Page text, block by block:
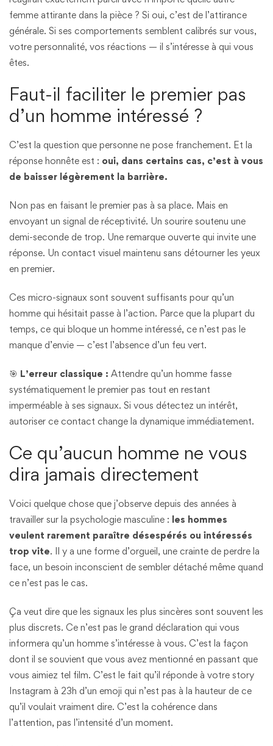
femme attirante dans la pièce ? Si oui, c’est de l’attirance
générale. Si ses comportements semblent calibrés sur vous,
votre personnalité, vos réactions — il s’intéresse à qui vous
êtes.
Faut-il faciliter le premier pas
d’un homme intéressé ?
C’est la question que personne ne pose franchement. Et la
réponse honnête est : oui, dans certains cas, c’est à vous
de baisser légèrement la barrière.
Non pas en faisant le premier pas à sa place. Mais en
envoyant un signal de réceptivité. Un sourire soutenu une
demi-seconde de trop. Une remarque ouverte qui invite une
réponse. Un contact visuel maintenu sans détourner les yeux
en premier.
Ces micro-signaux sont souvent suffisants pour qu’un
homme qui hésitait passe à l’action. Parce que la plupart du
temps, ce qui bloque un homme intéressé, ce n’est pas le
manque d’envie — c’est l’absence d’un feu vert.
🎯 L’erreur classique : Attendre qu’un homme fasse
systématiquement le premier pas tout en restant
imperméable à ses signaux. Si vous détectez un intérêt,
autoriser ce contact change la dynamique immédiatement.
Ce qu’aucun homme ne vous
dira jamais directement
Voici quelque chose que j’observe depuis des années à
travailler sur la psychologie masculine : les hommes
veulent rarement paraître désespérés ou intéressés
trop vite. Il y a une forme d’orgueil, une crainte de perdre la
face, un besoin inconscient de sembler détaché même quand
ce n’est pas le cas.
Ça veut dire que les signaux les plus sincères sont souvent les
plus discrets. Ce n’est pas le grand déclaration qui vous
informera qu’un homme s’intéresse à vous. C’est la façon
dont il se souvient que vous avez mentionné en passant que
vous aimiez tel film. C’est le fait qu’il réponde à votre story
Instagram à 23h d’un emoji qui n’est pas à la hauteur de ce
qu’il voulait vraiment dire. C’est la cohérence dans
l’attention, pas l’intensité d’un moment.